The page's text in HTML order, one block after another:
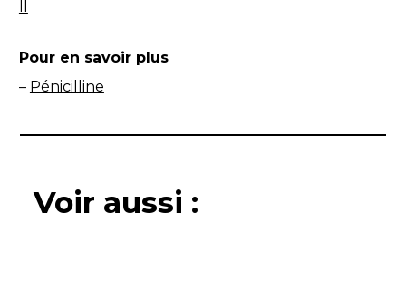
Pour en savoir plus
– Pénicilline
Voir aussi :